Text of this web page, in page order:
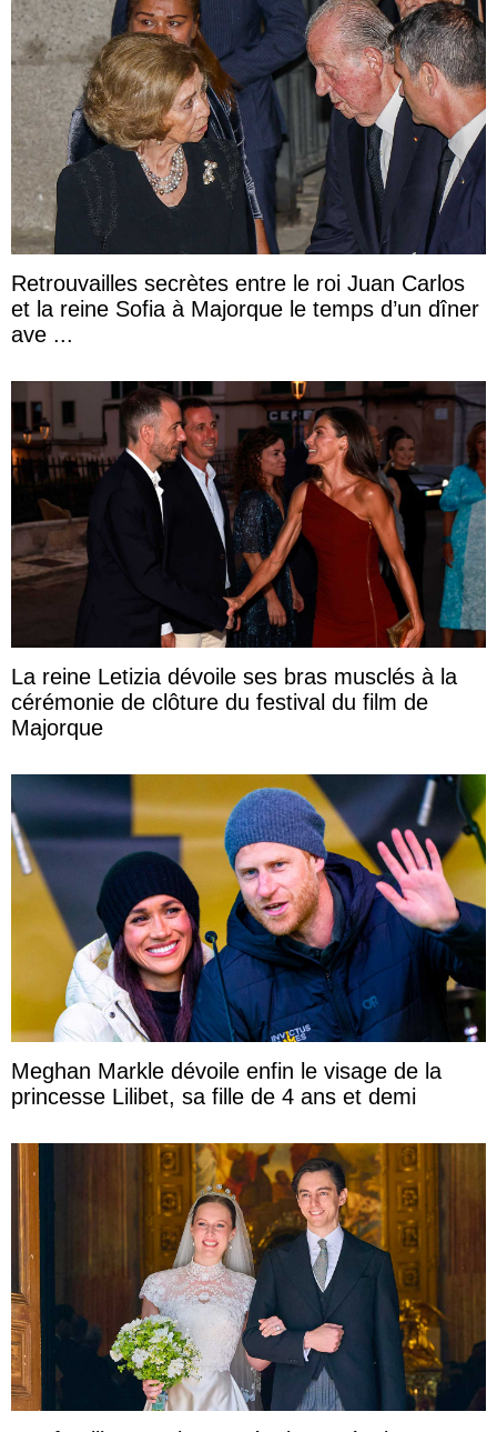
Retrouvailles secrètes entre le roi Juan Carlos
et la reine Sofia à Majorque le temps d’un dîner
ave ...
La reine Letizia dévoile ses bras musclés à la
cérémonie de clôture du festival du film de
Majorque
Meghan Markle dévoile enfin le visage de la
princesse Lilibet, sa fille de 4 ans et demi